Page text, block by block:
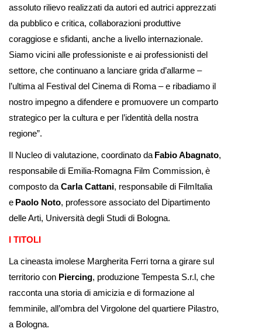
assoluto rilievo realizzati da autori ed autrici apprezzati
da pubblico e critica, collaborazioni produttive
coraggiose e sfidanti, anche a livello internazionale.
Siamo vicini alle professioniste e ai professionisti del
settore, che continuano a lanciare grida d’allarme –
l’ultima al Festival del Cinema di Roma – e ribadiamo il
nostro impegno a difendere e promuovere un comparto
strategico per la cultura e per l’identità della nostra
regione”.
Il Nucleo di valutazione, coordinato da Fabio Abagnato,
responsabile di Emilia-Romagna Film Commission, è
composto da Carla Cattani, responsabile di FilmItalia
e Paolo Noto, professore associato del Dipartimento
delle Arti, Università degli Studi di Bologna.
I TITOLI
La cineasta imolese Margherita Ferri torna a girare sul
territorio con Piercing, produzione Tempesta S.r.l, che
racconta una storia di amicizia e di formazione al
femminile, all’ombra del Virgolone del quartiere Pilastro,
a Bologna.